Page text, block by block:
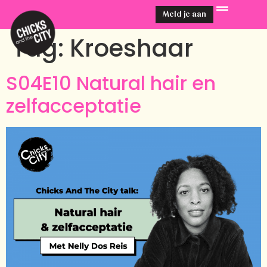
Meld je aan
Tag: Kroeshaar
S04E10 Natural hair en
zelfacceptatie